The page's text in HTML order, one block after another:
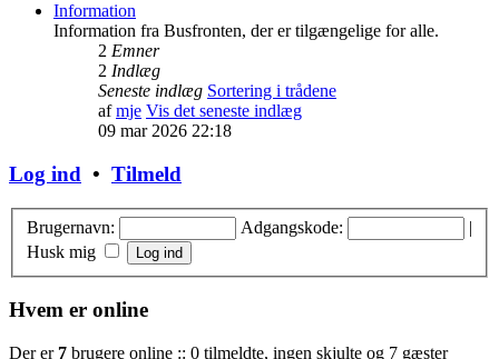
Information
Information fra Busfronten, der er tilgængelige for alle.
2 Emner
2 Indlæg
Seneste indlæg Sortering i trådene
afmje Vis det seneste indlæg
09 mar 2026 22:18
Log ind • Tilmeld
Brugernavn: Adgangskode:
|
Husk mig
Hvem er online
Der er 7 brugere online :: 0 tilmeldte, ingen skjulte og 7 gæster